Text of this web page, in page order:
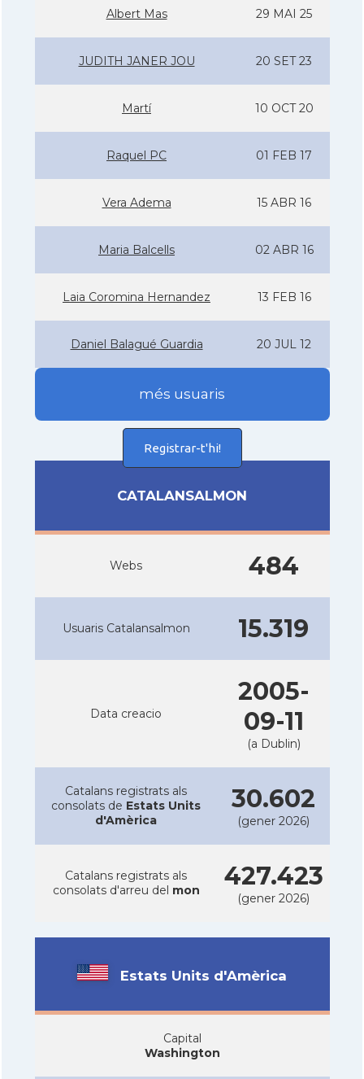
Albert Mas 29 MAI 25
JUDITH JANER JOU 20 SET 23
Martí 10 OCT 20
Raquel PC 01 FEB 17
Vera Adema 15 ABR 16
Maria Balcells 02 ABR 16
Laia Coromina Hernandez 13 FEB 16
Daniel Balagué Guardia 20 JUL 12
més usuaris
Registrar-t'hi!
CATALANSALMON
Webs 484
Usuaris Catalansalmon 15.319
Data creacio
2005-
09-11
(a Dublin)
Catalans registrats als
consolats de Estats Units
d'Amèrica
30.602
(gener 2026)
Catalans registrats als
consolats d'arreu del mon 427.423
(gener 2026)
Estats Units d'Amèrica
Capital
Washington